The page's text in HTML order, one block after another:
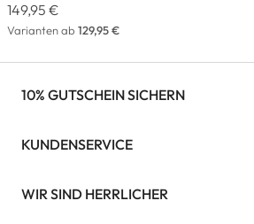
149,95 €
Varianten ab 129,95 €
10% GUTSCHEIN SICHERN
KUNDENSERVICE
WIR SIND HERRLICHER